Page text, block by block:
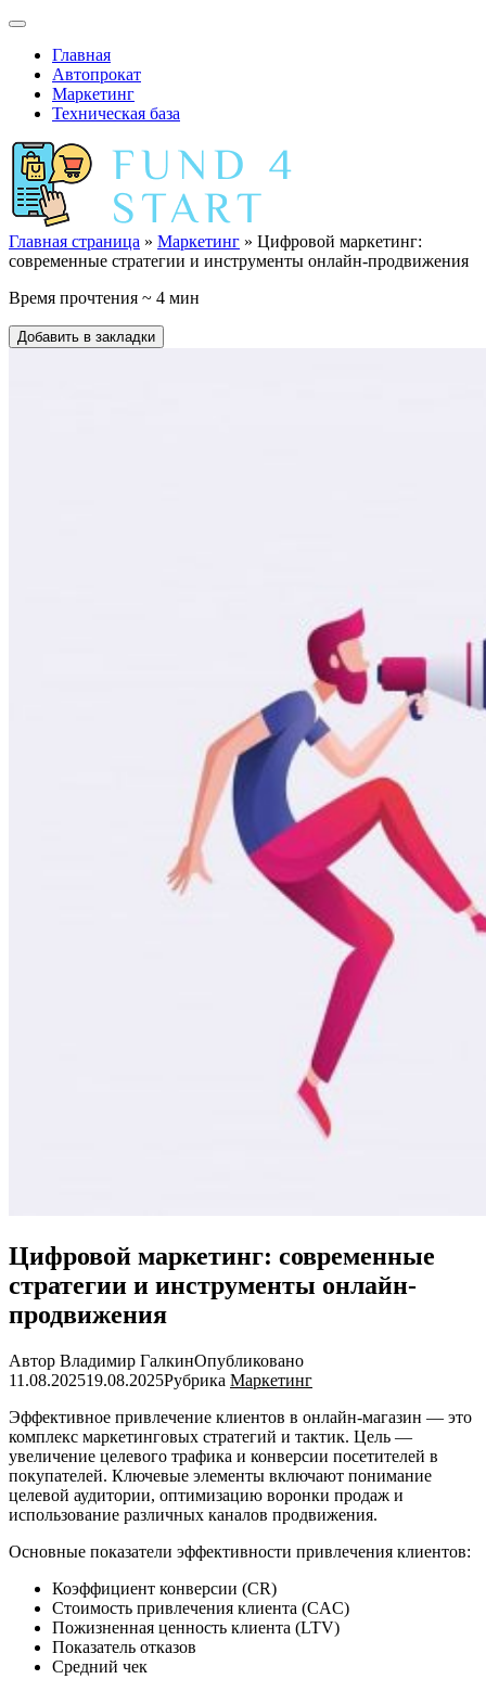
Главная
Автопрокат
Маркетинг
Техническая база
Главная страница » Маркетинг » Цифровой маркетинг:
современные стратегии и инструменты онлайн-продвижения
Время прочтения ~ 4 мин
Добавить в закладки
Цифровой маркетинг: современные
стратегии и инструменты онлайн-
продвижения
Автор Владимир ГалкинОпубликовано
11.08.202519.08.2025Рубрика Маркетинг
Эффективное привлечение клиентов в онлайн-магазин — это
комплекс маркетинговых стратегий и тактик. Цель —
увеличение целевого трафика и конверсии посетителей в
покупателей. Ключевые элементы включают понимание
целевой аудитории, оптимизацию воронки продаж и
использование различных каналов продвижения.
Основные показатели эффективности привлечения клиентов:
Коэффициент конверсии (CR)
Стоимость привлечения клиента (CAC)
Пожизненная ценность клиента (LTV)
Показатель отказов
Средний чек